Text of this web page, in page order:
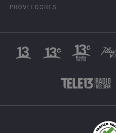
PROVEEDORES